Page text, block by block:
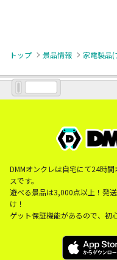
トップ 景品情報 家電製品(
DMMオンクレは自宅にて24時
スです。
遊べる景品は3,000点以上！発
け！
ゲット保証機能があるので、初